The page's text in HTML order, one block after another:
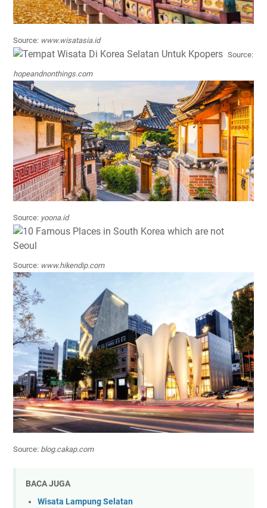
Source: www.wisatasia.id
Source:
hopeandnonthings.com
Source: yoona.id
Source: www.hikendip.com
Source: blog.cakap.com
BACA JUGA
Wisata Lampung Selatan